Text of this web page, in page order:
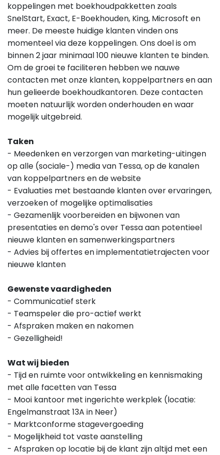
koppelingen met boekhoudpakketten zoals
SnelStart, Exact, E-Boekhouden, King, Microsoft en
meer. De meeste huidige klanten vinden ons
momenteel via deze koppelingen. Ons doel is om
binnen 2 jaar minimaal 100 nieuwe klanten te binden.
Om de groei te faciliteren hebben we nauwe
contacten met onze klanten, koppelpartners en aan
hun gelieerde boekhoudkantoren. Deze contacten
moeten natuurlijk worden onderhouden en waar
mogelijk uitgebreid.
Taken
- Meedenken en verzorgen van marketing-uitingen
op alle (sociale-) media van Tessa, op de kanalen
van koppelpartners en de website
- Evaluaties met bestaande klanten over ervaringen,
verzoeken of mogelijke optimalisaties
- Gezamenlijk voorbereiden en bijwonen van
presentaties en demo's over Tessa aan potentieel
nieuwe klanten en samenwerkingspartners
- Advies bij offertes en implementatietrajecten voor
nieuwe klanten
Gewenste vaardigheden
- Communicatief sterk
- Teamspeler die pro-actief werkt
- Afspraken maken en nakomen
- Gezelligheid!
Wat wij bieden
- Tijd en ruimte voor ontwikkeling en kennismaking
met alle facetten van Tessa
- Mooi kantoor met ingerichte werkplek (locatie:
Engelmanstraat 13A in Neer)
- Marktconforme stagevergoeding
- Mogelijkheid tot vaste aanstelling
- Afspraken op locatie bij de klant zijn altijd met een